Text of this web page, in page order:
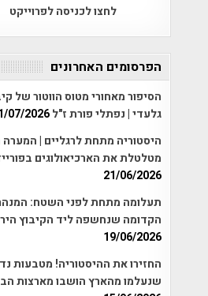
לחצו לכניסה לפרוייקט
הפרסומים האחרונים
הסיפור מאחורי מטוס הווטור של
גלעדי | נפתלי פורת ז"ל07/2026
היסטוריה מתחת לרגליים | המערה
מטלטלת את הארכיאולוגים
21/06/2026
תעלומה מתחת לפני השטח:
הקדומה שנחשפה ליד הקיבוץ
19/06/2026
החזירו את ההיסטוריה! מטבעות
שנעלמו מהארץ הושבו מארצות